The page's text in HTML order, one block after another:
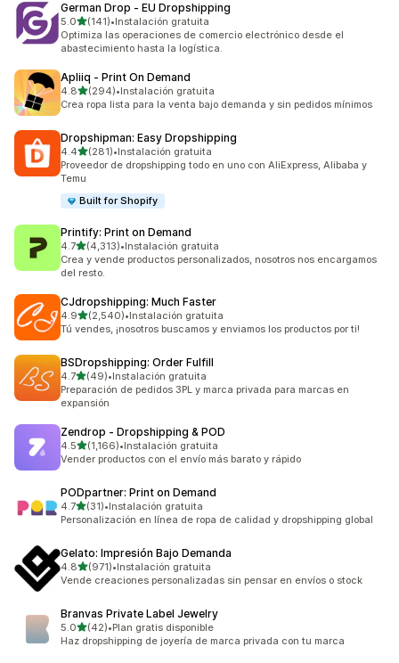
German Drop ‑ EU Dropshipping
5.0de 5 estrellas
(141)
141 reseñas en total
•Instalación gratuita
Optimiza las operaciones de comercio electrónico desde el
abastecimiento hasta la logística.
Apliiq ‑ Print On Demand
4.8de 5 estrellas
(294)
294 reseñas en total
•Instalación gratuita
Crea ropa lista para la venta bajo demanda y sin pedidos mínimos
Dropshipman: Easy Dropshipping
4.4de 5 estrellas
(281)
281 reseñas en total
•Instalación gratuita
Proveedor de dropshipping todo en uno con AliExpress, Alibaba y
Temu
Built for Shopify
Printify: Print on Demand
4.7de 5 estrellas
(4,313)
4313 reseñas en total
•Instalación gratuita
Crea y vende productos personalizados, nosotros nos encargamos
del resto.
CJdropshipping: Much Faster
4.9de 5 estrellas
(2,540)
2540 reseñas en total
•Instalación gratuita
Tú vendes, ¡nosotros buscamos y enviamos los productos por ti!
BSDropshipping: Order Fulfill
4.7de 5 estrellas
(49)
49 reseñas en total
•Instalación gratuita
Preparación de pedidos 3PL y marca privada para marcas en
expansión
Zendrop ‑ Dropshipping & POD
4.5de 5 estrellas
(1,166)
1166 reseñas en total
•Instalación gratuita
Vender productos con el envío más barato y rápido
PODpartner: Print on Demand
4.7de 5 estrellas
(31)
31 reseñas en total
•Instalación gratuita
Personalización en línea de ropa de calidad y dropshipping global
Gelato: Impresión Bajo Demanda
4.8de 5 estrellas
(971)
971 reseñas en total
•Instalación gratuita
Vende creaciones personalizadas sin pensar en envíos o stock
Branvas Private Label Jewelry
5.0de 5 estrellas
(42)
42 reseñas en total
•Plan gratis disponible
Haz dropshipping de joyería de marca privada con tu marca